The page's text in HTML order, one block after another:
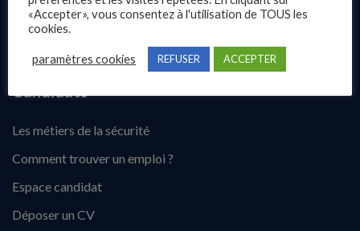
Blog
Candidats
Les métiers de la sécurité
Comment trouver un emploi ?
Espace candidat
Déposer un CV
«Accepter», vous consentez à l'utilisation de TOUS les
cookies.
paramètres cookies REFUSER ACCEPTER